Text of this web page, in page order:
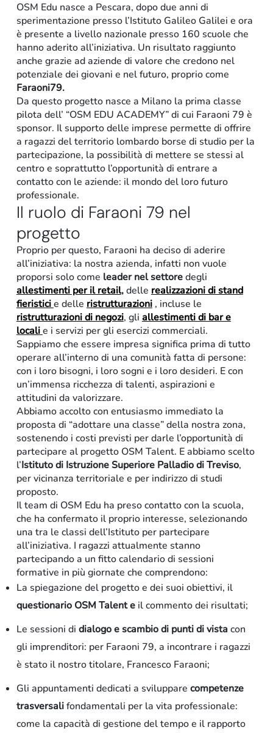
Arredo-contract
OSM Edu nasce a Pescara, dopo due anni di
sperimentazione presso l’Istituto Galileo Galilei e ora
è presente a livello nazionale presso 160 scuole che
hanno aderitoall’iniziativa. Un risultato raggiunto
anche grazie ad aziende di valore che credono nel
potenziale dei giovani e nel futuro, proprio come
Faraoni79.
Da questo progetto nasce a Milano la prima classe
pilota dell’ “OSM EDU ACADEMY” di cui Faraoni 79 è
sponsor. Il supporto delle imprese permette di offrire
a ragazzi del territorio lombardo borse di studio per la
partecipazione, la possibilità di mettere se stessi al
centroe soprattutto l’opportunità di entrare a
contatto con le aziende: il mondo del loro futuro
professionale.
Il ruolo di Faraoni 79 nel
progetto
Proprio per questo, Faraoni ha deciso di aderire
all’iniziativa: la nostra azienda, infatti non vuole
proporsi solo come leader nel settoredegli
allestimenti per il retail,delle realizzazioni di stand
fieristicie delle ristrutturazioni, incluse le
ristrutturazioni di negozi, gli allestimenti di bar e
localie i servizi per gli esercizi commerciali.
Sappiamo che essere impresa significa prima di tutto
operare all’interno di una comunità fatta di persone:
con i loro bisogni, i loro sogni e i loro desideri. E con
un’immensa ricchezza di talenti, aspirazioni e
attitudini da valorizzare.
Abbiamo accolto con entusiasmo immediato la
proposta di “adottare una classe” della nostra zona,
sostenendo i costi previsti per darle l’opportunità di
partecipare al progetto OSM Talent. E abbiamo scelto
l’Istituto di Istruzione Superiore Palladio di Treviso,
per vicinanza territoriale e per indirizzo di studi
proposto.
Il team di OSM Edu ha preso contatto con la scuola,
che ha confermato il proprio interesse, selezionando
una tra le classi dell’Istituto per partecipare
all’iniziativa. I ragazzi attualmente stanno
partecipando a un fitto calendario di sessioni
formative in più giornate che comprendono:
La spiegazione del progetto e dei suoi obiettivi, il
questionario OSM Talent eil commento dei risultati;
Le sessioni di dialogo e scambio di punti di vista con
gli imprenditori: per Faraoni 79, a incontrare i ragazzi
è stato il nostro titolare, Francesco Faraoni;
Gli appuntamenti dedicati a sviluppare competenze
trasversalifondamentali per la vita professionale:
come la capacità di gestione del tempo e il rapporto